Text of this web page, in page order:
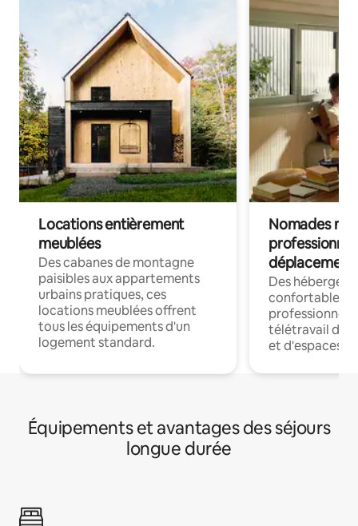
Locations entièrement
meublées
Des cabanes de montagne
paisibles aux appartements
urbains pratiques, ces
locations meublées offrent
tous les équipements d'un
logement standard.
Nomades
déplacement
Des
confortables
professionnels
télétravail
et d'espaces
Équipements et avantages des séjours
longue durée